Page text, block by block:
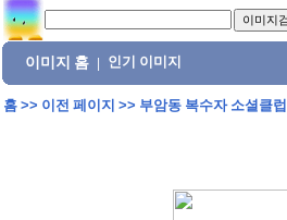
이미지 홈 인기 이미지
홈>> 이전 페이지 >> 부암동 복수자 소셜클